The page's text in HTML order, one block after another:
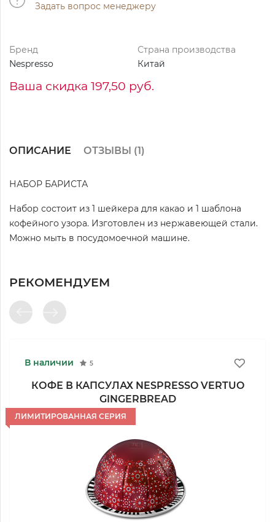
Задать вопрос менеджеру
Бренд
Nespresso
Страна производства
Китай
Ваша скидка 197,50 руб.
ОПИСАНИЕ ОТЗЫВЫ (1)
НАБОР БАРИСТА
Набор состоит из 1 шейкера для какао и 1 шаблона
кофейного узора. Изготовлен из нержавеющей стали.
Можно мыть в посудомоечной машине.
РЕКОМЕНДУЕМ
В наличии 5
ЛИМИТИРОВАННАЯ СЕРИЯ
КОФЕ В КАПСУЛАХ NESPRESSO VERTUO
GINGERBREAD